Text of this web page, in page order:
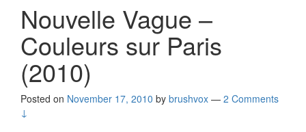
Nouvelle Vague –
Couleurs sur Paris
(2010)
Posted on November 17, 2010 by brushvox — 2 Comments
↓